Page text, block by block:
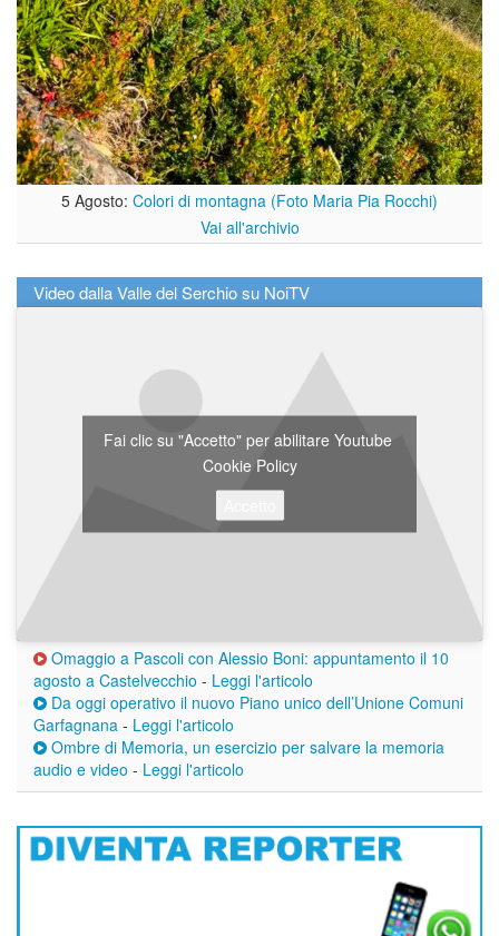
5 Agosto: Colori di montagna (Foto Maria Pia Rocchi)
Vai all'archivio
Video dalla Valle del Serchio su NoiTV
Fai clic su "Accetto" per abilitare Youtube
Cookie Policy
Omaggio a Pascoli con Alessio Boni: appuntamento il 10
agosto a Castelvecchio - Leggi l'articolo
Da oggi operativo il nuovo Piano unico dell’Unione Comuni
Garfagnana - Leggi l'articolo
Ombre di Memoria, un esercizio per salvare la memoria
audio e video - Leggi l'articolo